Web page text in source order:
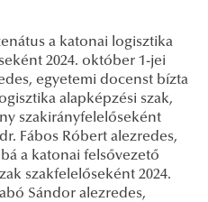
a katonai logisztika
2024. október 1-jei
egyetemi docenst bízta
alapképzési szak,
szakirányfelelőseként
Fábos Róbert alezredes,
a katonai felsővezető
szakfelelőseként 2024.
Sándor alezredes,